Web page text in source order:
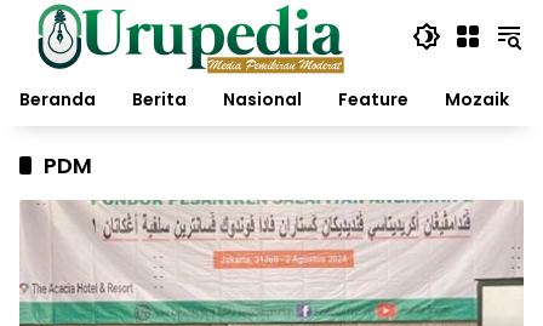
Langsung
konten
Beranda
Berita Nasional Feature Mozaik
PDM